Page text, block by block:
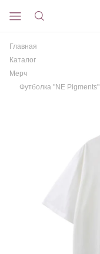
Главная
Каталог
Мерч
Футболка "NE Pigments"